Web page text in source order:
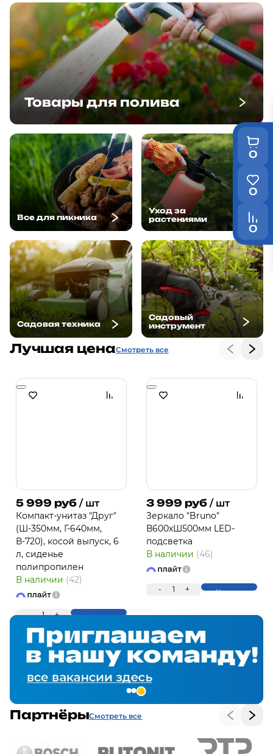
0
0
0
Товары для полива
Все для пикника
Уход за
растениями
Садовая техника
Садовый
инструмент
Лучшая ценаСмотреть все
5 999 руб / шт
Компакт-унитаз "Друг"
(Ш-350мм, Г-640мм,
В-720), косой выпуск, 6
л, сиденье
полипропилен
В наличии (42)
- 1 + Купить
3 999 руб / шт
Зеркало "Bruno"
В600хШ500мм LED-
подсветка
В наличии (46)
- 1 + Купить
ПартнёрыСмотреть все